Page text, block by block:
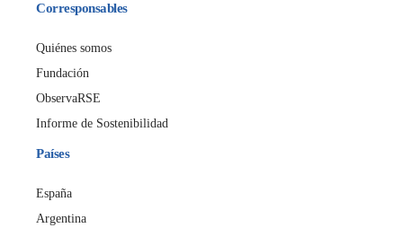
Corresponsables
Quiénes somos
Fundación
ObservaRSE
Informe de Sostenibilidad
Países
España
Argentina